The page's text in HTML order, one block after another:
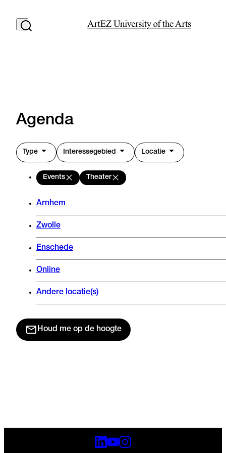
Agenda
Type Interessegebied Locatie
Events Theater
Arnhem
Zwolle
Enschede
Online
Andere locatie(s)
Houd me op de hoogte